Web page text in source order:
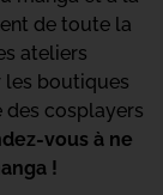
de toute la
ateliers
les boutiques
des cosplayers
vous à ne
!